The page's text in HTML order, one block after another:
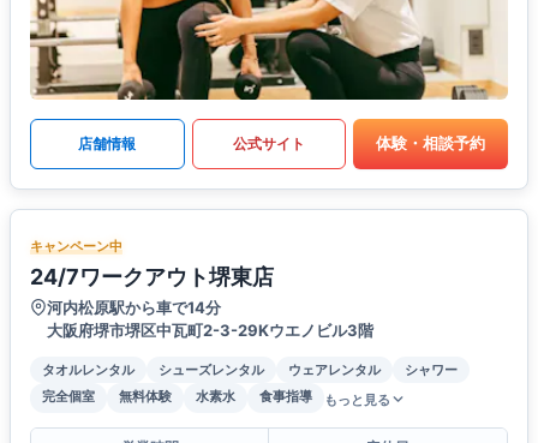
店舗情報 公式サイト 体験・相談予約
キャンペーン中
24/7ワークアウト堺東店
河内松原駅から車で14分
大阪府堺市堺区中瓦町2-3-29Kウエノビル3階
タオルレンタル シューズレンタル ウェアレンタル
シャワー
完全個室
無料体験 水素水 食事指導 もっと見る